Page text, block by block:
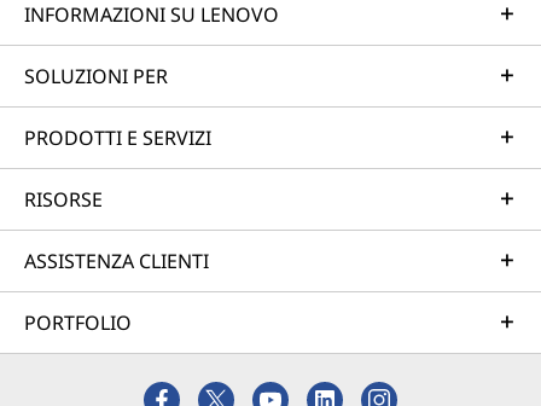
INFORMAZIONI SU LENOVO
SOLUZIONI PER
PRODOTTI E SERVIZI
RISORSE
ASSISTENZA CLIENTI
PORTFOLIO